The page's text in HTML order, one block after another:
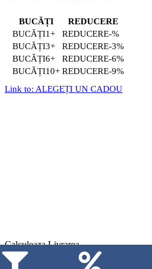
BUCĂȚI
REDUCERE
1+
-%
3+
-3%
6+
-6%
10+
-9%
Link to: ALEGEȚI UN CADOU
Calculeaza Livrarea